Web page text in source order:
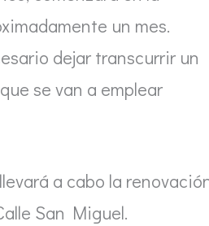
un mes.
dejar transcurrir un
se van a emplear
a cabo la
San Miguel.